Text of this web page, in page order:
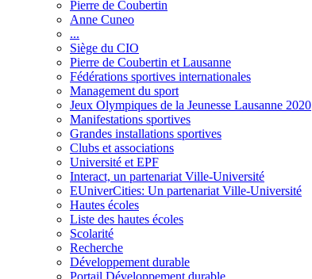
Pierre de Coubertin
Anne Cuneo
...
Siège du CIO
Pierre de Coubertin et Lausanne
Fédérations sportives internationales
Management du sport
Jeux Olympiques de la Jeunesse Lausanne 2020
Manifestations sportives
Grandes installations sportives
Clubs et associations
Université et EPF
Interact, un partenariat Ville-Université
EUniverCities: Un partenariat Ville-Université
Hautes écoles
Liste des hautes écoles
Scolarité
Recherche
Développement durable
Portail Développement durable